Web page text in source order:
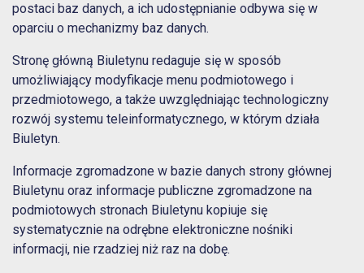
postaci baz danych, a ich udostępnianie odbywa się w
oparciu o mechanizmy baz danych.
Stronę główną Biuletynu redaguje się w sposób
umożliwiający modyfikacje menu podmiotowego i
przedmiotowego, a także uwzględniając technologiczny
rozwój systemu teleinformatycznego, w którym działa
Biuletyn.
Informacje zgromadzone w bazie danych strony głównej
Biuletynu oraz informacje publiczne zgromadzone na
podmiotowych stronach Biuletynu kopiuje się
systematycznie na odrębne elektroniczne nośniki
informacji, nie rzadziej niż raz na dobę.